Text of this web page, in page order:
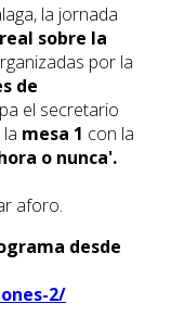
la jornada
sobre la
por la
de
el secretario
mesa 1 con la
o nunca'.
aforo.
desde
2/